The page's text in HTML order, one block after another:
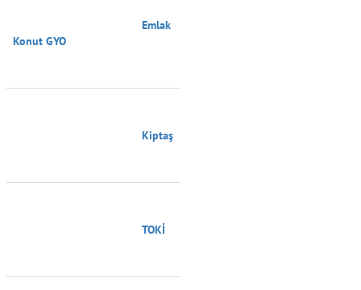
Konut GYO